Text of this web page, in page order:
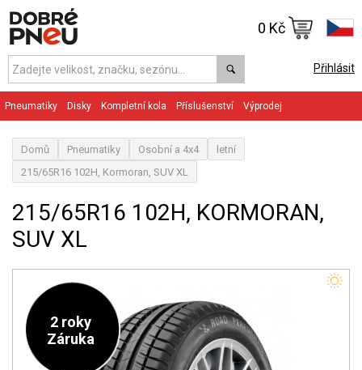
Přihlásit
0 Kč
Pneumatiky Disky Kompletní kola Příslušenství Výprodej
Domů Pneumatiky Osobní a 4x4
letní
215/65R16 102H, Kormoran, SUV XL
215/65R16 102H, KORMORAN,
SUV XL
2 roky
Záruka